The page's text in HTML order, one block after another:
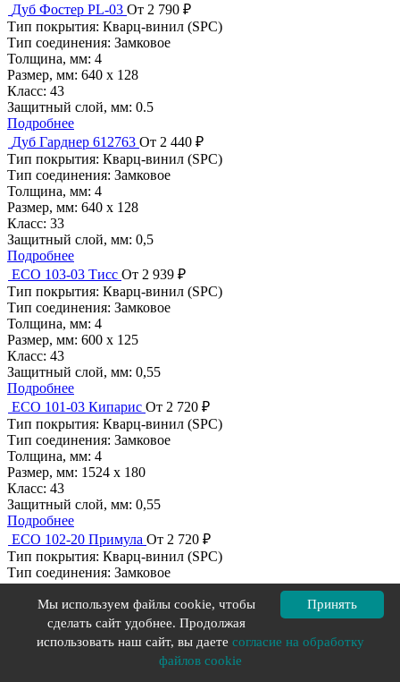
Дуб Фостер PL-03 От 2 790 ₽
Тип покрытия: Кварц-винил (SPC)
Тип соединения: Замковое
Толщина, мм: 4
Размер, мм: 640 х 128
Класс: 43
Защитный слой, мм: 0.5
Подробнее
Дуб Гарднер 612763 От 2 440 ₽
Тип покрытия: Кварц-винил (SPC)
Тип соединения: Замковое
Толщина, мм: 4
Размер, мм: 640 х 128
Класс: 33
Защитный слой, мм: 0,5
Подробнее
ECO 103-03 Тисс От 2 939 ₽
Тип покрытия: Кварц-винил (SPC)
Тип соединения: Замковое
Толщина, мм: 4
Размер, мм: 600 х 125
Класс: 43
Защитный слой, мм: 0,55
Подробнее
ECO 101-03 Кипарис От 2 720 ₽
Тип покрытия: Кварц-винил (SPC)
Тип соединения: Замковое
Толщина, мм: 4
Размер, мм: 1524 х 180
Класс: 43
Защитный слой, мм: 0,55
Подробнее
ECO 102-20 Примула От 2 720 ₽
Тип покрытия: Кварц-винил (SPC)
Тип соединения: Замковое
Толщина, мм: 4
Размер, мм: 1524 х 180
43
Защитный слой, мм: 0,55
От 2 720 ₽
Принять
Мы используем файлы cookie, чтобы
сделать сайт удобнее. Продолжая
использовать наш сайт, вы даете согласие на обработку
файлов cookie